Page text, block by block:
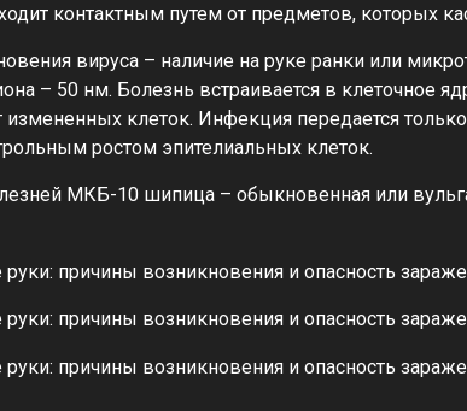
контактным путем от предметов, которых
вируса – наличие на руке ранки или
– 50 нм. Болезнь встраивается в клеточное
измененных клеток. Инфекция передается
ростом эпителиальных клеток.
МКБ-10 шипица – обыкновенная или